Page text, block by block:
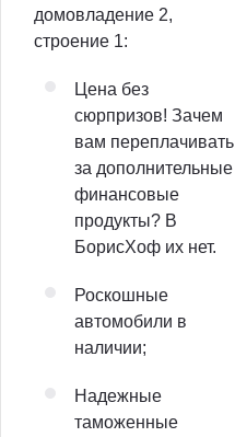
домовладение 2,
строение 1:
Цена без
сюрпризов! Зачем
вам переплачивать
за дополнительные
финансовые
продукты? В
БорисХоф их нет.
Роскошные
автомобили в
наличии;
Надежные
таможенные